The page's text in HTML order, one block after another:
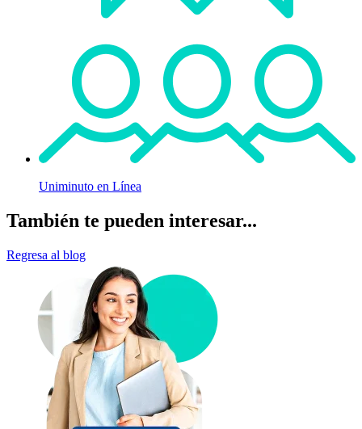
Uniminuto en Línea
También te pueden interesar...
Regresa al blog